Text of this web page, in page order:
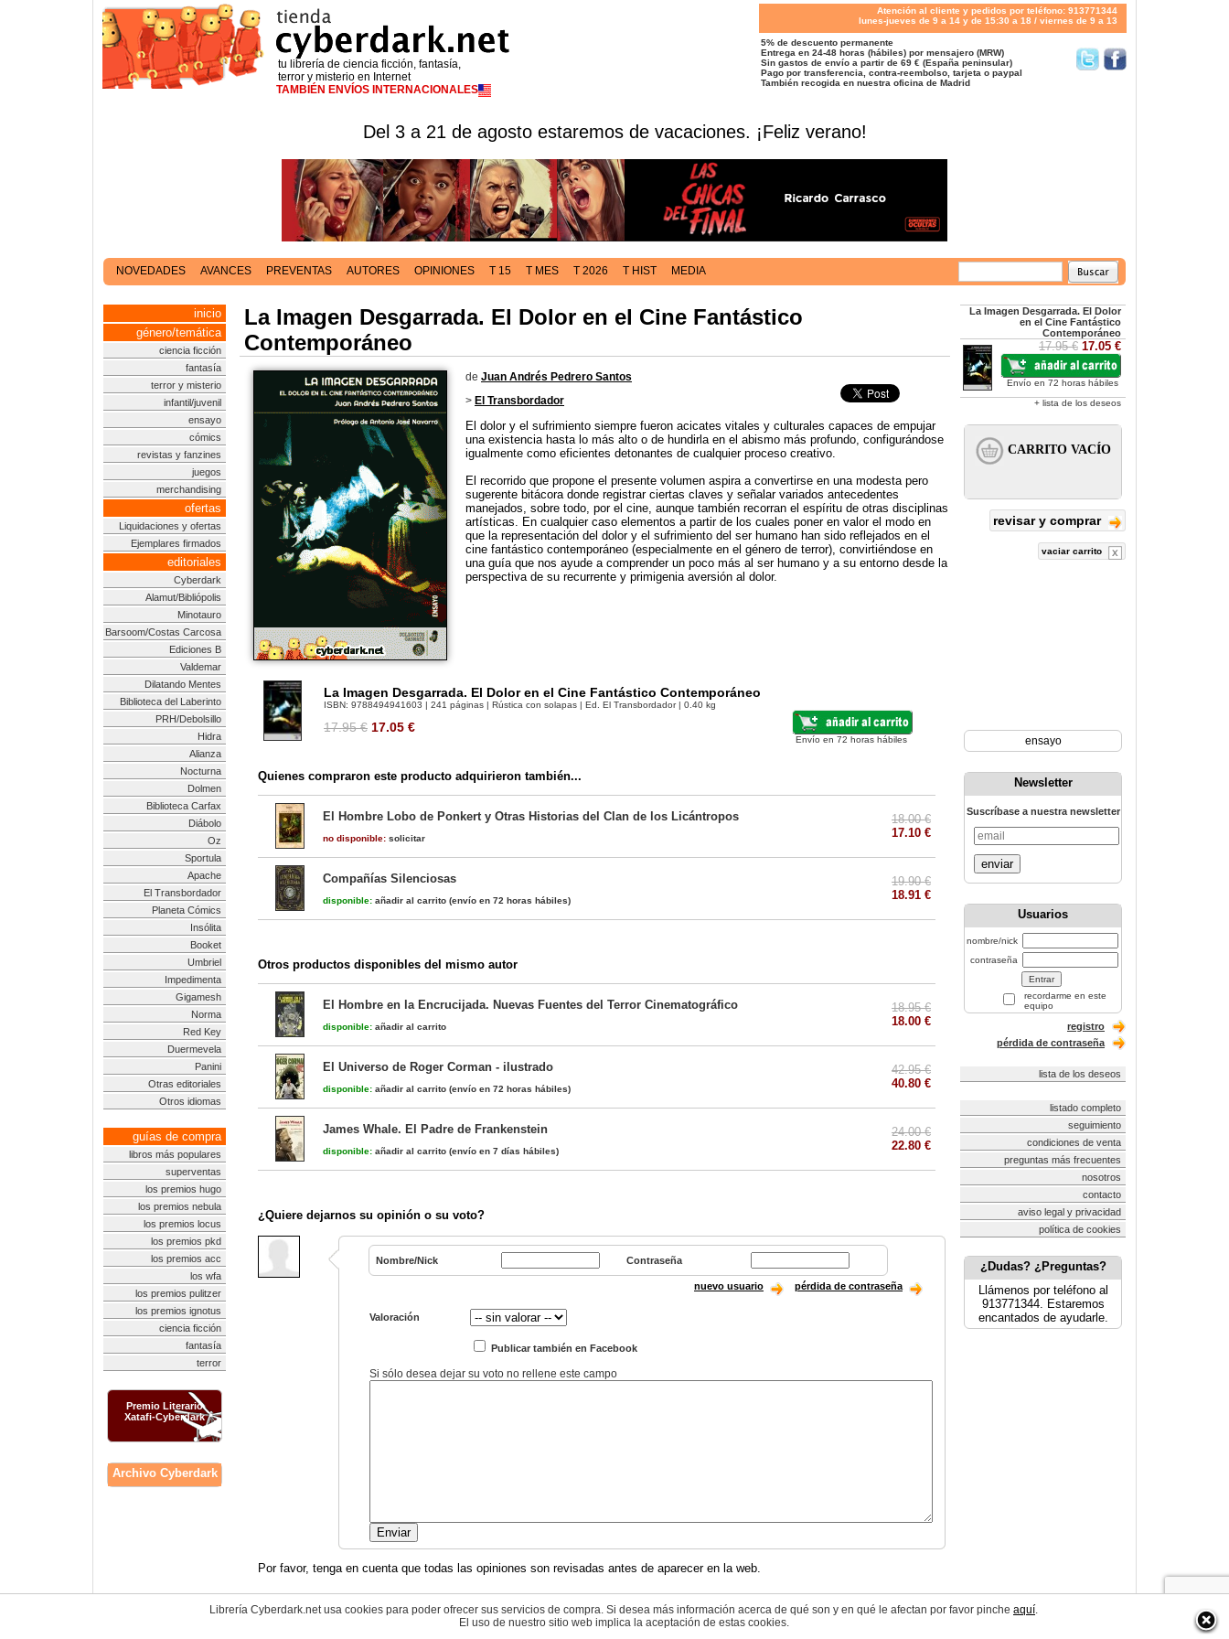
tu librería de ciencia ficción, fantasía,
terror y misterio en Internet
TAMBIÉN ENVÍOS INTERNACIONALES
Atención al cliente y pedidos por teléfono: 913771344
lunes-jueves de 9 a 14 y de 15:30 a 18 / viernes de 9 a 13
5% de descuento permanente
Entrega en 24-48 horas (hábiles) por mensajero (MRW)
Sin gastos de envío a partir de 69 € (España peninsular)
Pago por transferencia, contra-reembolso, tarjeta o paypal
También recogida en nuestra oficina de Madrid
Del 3 a 21 de agosto estaremos de vacaciones. ¡Feliz verano!
NOVEDADES AVANCES PREVENTAS AUTORES OPINIONES T 15 T MES T 2026 T HIST MEDIA
inicio
género/temática
ciencia ficción
fantasía
terror y misterio
infantil/juvenil
ensayo
cómics
revistas y fanzines
juegos
merchandising
ofertas
Liquidaciones y ofertas
Ejemplares firmados
editoriales
Cyberdark
Alamut/Bibliópolis
Minotauro
Barsoom/Costas Carcosa
Ediciones B
Valdemar
Dilatando Mentes
Biblioteca del Laberinto
PRH/Debolsillo
Hidra
Alianza
Nocturna
Dolmen
Biblioteca Carfax
Diábolo
Oz
Sportula
Apache
El Transbordador
Planeta Cómics
Insólita
Booket
Umbriel
Impedimenta
Gigamesh
Norma
Red Key
Duermevela
Panini
Otras editoriales
Otros idiomas
guías de compra
libros más populares
superventas
los premios hugo
los premios nebula
los premios locus
los premios pkd
los premios acc
los wfa
los premios pulitzer
los premios ignotus
ciencia ficción
fantasía
terror
Premio Literario
Xatafi-Cyberdark
Archivo Cyberdark
La Imagen Desgarrada. El Dolor en el Cine Fantástico
Contemporáneo
de Juan Andrés Pedrero Santos
> El Transbordador
El dolor y el sufrimiento siempre fueron acicates vitales y culturales capaces de empujar
una existencia hasta lo más alto o de hundirla en el abismo más profundo, configurándose
igualmente como eficientes detonantes de cualquier proceso creativo.
El recorrido que propone el presente volumen aspira a convertirse en una modesta pero
sugerente bitácora donde registrar ciertas claves y señalar variados antecedentes
manejados, sobre todo, por el cine, aunque también recorran el espíritu de otras disciplinas
artísticas. En cualquier caso elementos a partir de los cuales poner en valor el modo en
que la representación del dolor y el sufrimiento del ser humano han sido reflejados en el
cine fantástico contemporáneo (especialmente en el género de terror), convirtiéndose en
una guía que nos ayude a comprender un poco más al ser humano y a su entorno desde la
perspectiva de su recurrente y primigenia aversión al dolor.
La Imagen Desgarrada. El Dolor en el Cine Fantástico Contemporáneo
ISBN: 9788494941603 | 241 páginas | Rústica con solapas | Ed. El Transbordador | 0.40 kg
17.95 € 17.05 €
Envío en 72 horas hábiles
Quienes compraron este producto adquirieron también...
El Hombre Lobo de Ponkert y Otras Historias del Clan de los Licántropos
no disponible: solicitar
18.00 €
17.10 €
Compañías Silenciosas
disponible: añadir al carrito (envío en 72 horas hábiles)
19.90 €
18.91 €
Otros productos disponibles del mismo autor
El Hombre en la Encrucijada. Nuevas Fuentes del Terror Cinematográfico
disponible: añadir al carrito
18.95 €
18.00 €
El Universo de Roger Corman - ilustrado
disponible: añadir al carrito (envío en 72 horas hábiles)
42.95 €
40.80 €
James Whale. El Padre de Frankenstein
disponible: añadir al carrito (envío en 7 días hábiles)
24.00 €
22.80 €
¿Quiere dejarnos su opinión o su voto?
Nombre/Nick Contraseña
nuevo usuario pérdida de contraseña
Valoración
Publicar también en Facebook
Si sólo desea dejar su voto no rellene este campo
Por favor, tenga en cuenta que todas las opiniones son revisadas antes de aparecer en la web.
La Imagen Desgarrada. El Dolor
en el Cine Fantástico
Contemporáneo
17.95 € 17.05 €
Envío en 72 horas hábiles
+ lista de los deseos
revisar y comprar
vaciar carrito
ensayo
Newsletter
Suscríbase a nuestra newsletter
enviar
Usuarios
nombre/nick
contraseña
recordarme en este
equipo
registro
pérdida de contraseña
lista de los deseos
listado completo
seguimiento
condiciones de venta
preguntas más frecuentes
nosotros
contacto
aviso legal y privacidad
política de cookies
¿Dudas? ¿Preguntas?
Llámenos por teléfono al
913771344. Estaremos
encantados de ayudarle.
© 2004-2026 cyberdark.net - todos los derechos reservados
Librería Cyberdark.net usa cookies para poder ofrecer sus servicios de compra. Si desea más información acerca de qué son y en qué le afectan por favor pinche aquí.
El uso de nuestro sitio web implica la aceptación de estas cookies.